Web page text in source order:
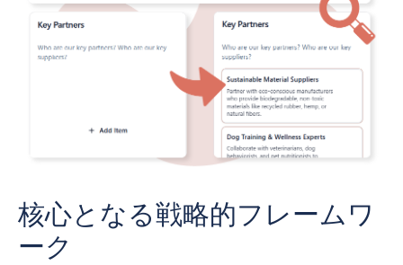
核心となる戦略的フレームワ
ーク